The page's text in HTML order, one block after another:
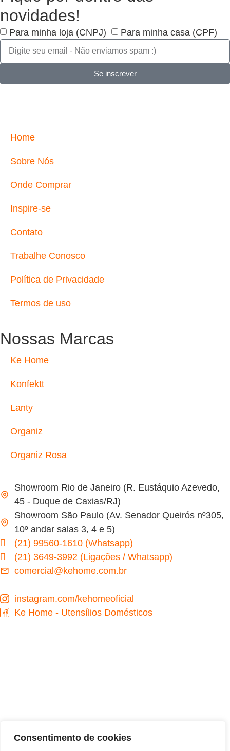
Consentimento de cookies
novidades!
Para minha loja (CNPJ) Para minha casa (CPF)
Se inscrever
Home
Sobre Nós
Onde Comprar
Inspire-se
Contato
Trabalhe Conosco
Política de Privacidade
Termos de uso
Nossas Marcas
Ke Home
Konfektt
Lanty
Organiz
Organiz Rosa
Showroom Rio de Janeiro (R. Eustáquio Azevedo,
45 - Duque de Caxias/RJ)
Showroom São Paulo (Av. Senador Queirós nº305,
10º andar salas 3, 4 e 5)
(21) 99560-1610 (Whatsapp)
(21) 3649-3992 (Ligações / Whatsapp)
comercial@kehome.com.br
instagram.com/kehomeoficial
Ke Home - Utensílios Domésticos
Desenvolvido por